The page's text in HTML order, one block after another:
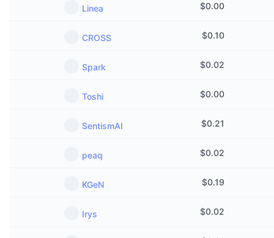
Linea $0.00
CROSS $0.10
Spark $0.02
Toshi $0.00
SentismAI $0.21
peaq $0.02
KGeN $0.19
Irys $0.02